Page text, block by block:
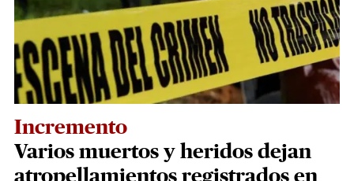
Incremento
Varios muertos y heridos dejan
atropellamientos registrados en